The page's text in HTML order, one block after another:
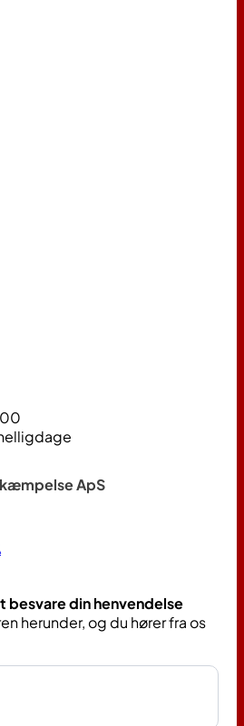
ApS
besvare din henvendelse
herunder, og du hører fra os